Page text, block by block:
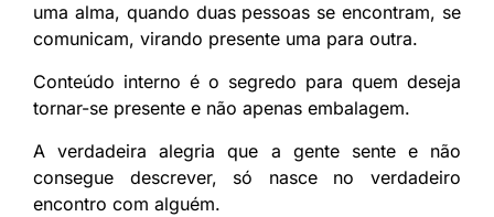
uma alma, quando duas pessoas se encontram, se
comunicam, virando presente uma para outra.
Conteúdo interno é o segredo para quem deseja
tornar-se presente e não apenas embalagem.
A verdadeira alegria que a gente sente e não
consegue descrever, só nasce no verdadeiro
encontro com alguém.